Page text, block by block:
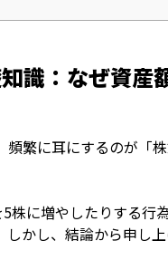
識：なぜ資産
繁に耳にするのが「
株に増やしたりする
かし、結論から申し